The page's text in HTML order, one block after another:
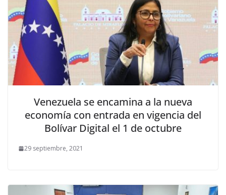
Venezuela se encamina a la nueva
economía con entrada en vigencia del
Bolívar Digital el 1 de octubre
29 septiembre, 2021